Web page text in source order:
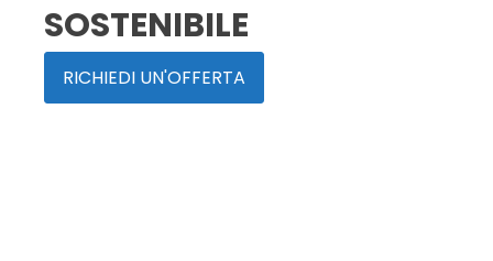
SOSTENIBILE
RICHIEDI UN'OFFERTA